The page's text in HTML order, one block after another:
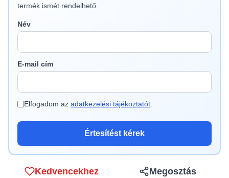
termék ismét rendelhető.
Név
E-mail cím
Elfogadom az adatkezelési tájékoztatót
Értesítést kérek
Kedvencekhez Megosztás